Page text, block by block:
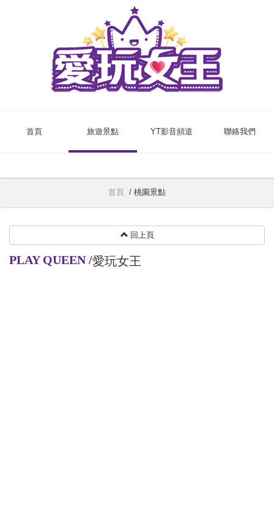
首頁 旅遊景點 YT影音頻道 聯絡我們
首頁 / 桃園景點
回上頁
PLAY QUEEN/愛玩女王